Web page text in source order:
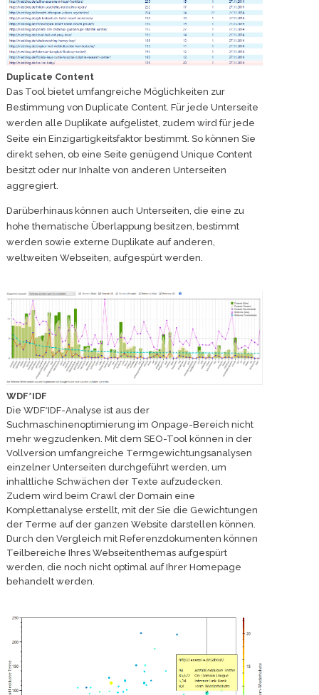
Duplicate Content
Das Tool bietet umfangreiche Möglichkeiten zur
Bestimmung von Duplicate Content. Für jede Unterseite
werden alle Duplikate aufgelistet, zudem wird für jede
Seite ein Einzigartigkeitsfaktor bestimmt. So können Sie
direkt sehen, ob eine Seite genügend Unique Content
besitzt oder nur Inhalte von anderen Unterseiten
aggregiert.
Darüberhinaus können auch Unterseiten, die eine zu
hohe thematische Überlappung besitzen, bestimmt
werden sowie externe Duplikate auf anderen,
weltweiten Webseiten, aufgespürt werden.
WDF*IDF
Die WDF*IDF-Analyse ist aus der
Suchmaschinenoptimierung im Onpage-Bereich nicht
mehr wegzudenken. Mit dem SEO-Tool können in der
Vollversion umfangreiche Termgewichtungsanalysen
einzelner Unterseiten durchgeführt werden, um
inhaltliche Schwächen der Texte aufzudecken.
Zudem wird beim Crawl der Domain eine
Komplettanalyse erstellt, mit der Sie die Gewichtungen
der Terme auf der ganzen Website darstellen können.
Durch den Vergleich mit Referenzdokumenten können
Teilbereiche Ihres Webseitenthemas aufgespürt
werden, die noch nicht optimal auf Ihrer Homepage
behandelt werden.